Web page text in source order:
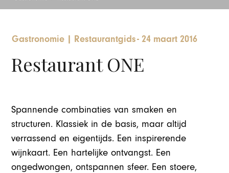
Gastronomie Restaurantgids-24 maart 2016
Restaurant ONE
Spannende combinaties van smaken en
structuren. Klassiek in de basis, maar altijd
verrassend en eigentijds. Een inspirerende
wijnkaart. Een hartelijke ontvangst. Een
ongedwongen, ontspannen sfeer. Een stoere,